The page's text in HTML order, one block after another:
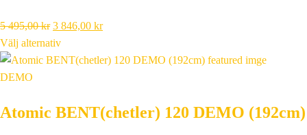
5 495,00kr Det
ursprungliga
priset
495,00 kr.
3 846,00 krDet
priset
846,00 kr.
Välj alternativ
DEMO
Atomic BENT(chetler) 120 DEMO (192cm)